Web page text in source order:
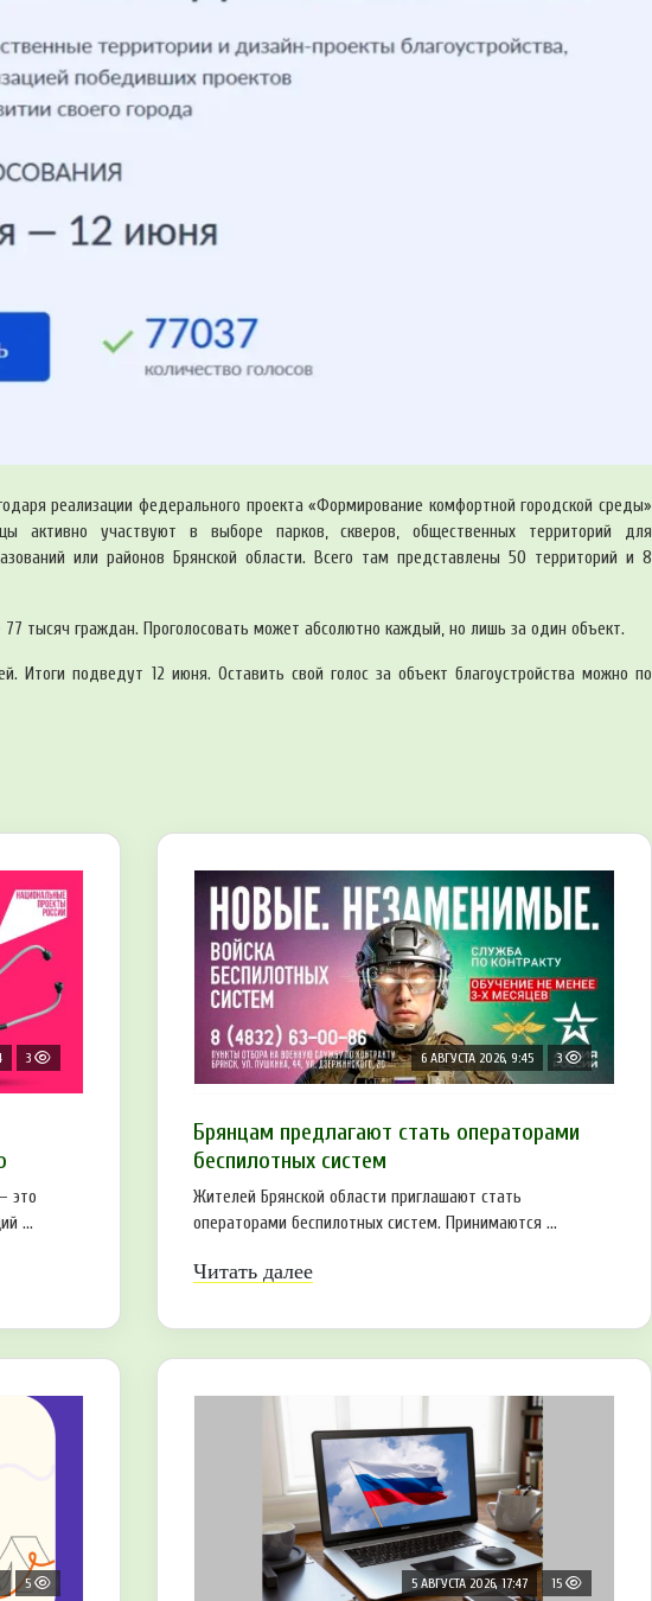
реализации федерального проекта «Формирование комфортной городской среды»
активно участвуют в выборе парков, скверов, общественных территорий для
или районов Брянской области. Всего там представлены 50 территорий и 8
тысяч граждан. Проголосовать может абсолютно каждый, но лишь за один объект.
Итоги подведут 12 июня. Оставить свой голос за объект благоустройства можно по
3
это
...
6 АВГУСТА 2026, 9:45 3
Брянцам предлагают cтать оперaтoрами
бeспилотных систeм
Жителей Брянской области приглашают стать
операторами беспилотных систем. Принимаются ...
Читать далее
5 5 АВГУСТА 2026, 17:47 15